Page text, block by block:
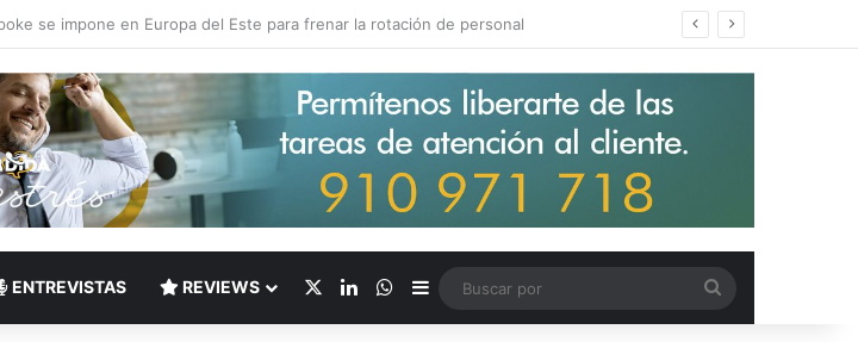
bilingüe en Centroamérica dispara los salarios de entrada un 15%
ENTREVISTAS REVIEWS LinkedInWhatsApp
Barra lateral
por